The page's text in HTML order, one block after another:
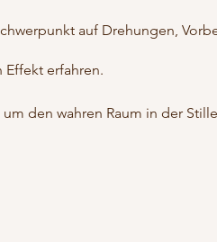
auf Drehungen,
Effekt erfahren.
den wahren Raum in der